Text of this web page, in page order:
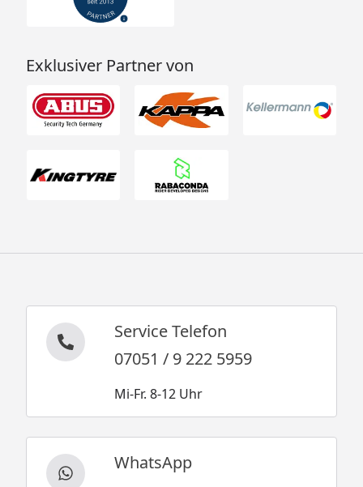
Exklusiver Partner von
Service Telefon
07051 / 9 222 5959
Mi-Fr. 8-12 Uhr
WhatsApp